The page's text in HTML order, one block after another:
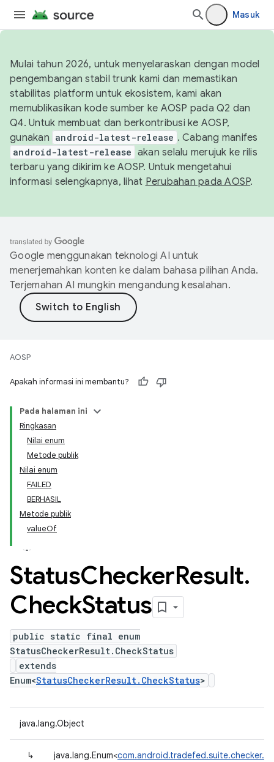
Masuk
Mulai tahun 2026, untuk menyelaraskan dengan model
pengembangan stabil trunk kami dan memastikan
stabilitas platform untuk ekosistem, kami akan
memublikasikan kode sumber ke AOSP pada Q2 dan
Q4. Untuk membuat dan berkontribusi ke AOSP,
gunakan android-latest-release . Cabang manifes
android-latest-release akan selalu merujuk ke rilis
terbaru yang dikirim ke AOSP. Untuk mengetahui
informasi selengkapnya, lihat Perubahan pada AOSP.
Google menggunakan teknologi AI untuk
menerjemahkan konten ke dalam bahasa pilihan Anda.
Terjemahan AI mungkin mengandung kesalahan.
AOSP
Apakah informasi ini membantu?
Pada halaman ini
Ringkasan
Nilai enum
Metode publik
Nilai enum
FAILED
BERHASIL
Metode publik
valueOf
StatusCheckerResult.
CheckStatus
public static final enum
StatusCheckerResult.CheckStatus
extends
Enum<StatusCheckerResult.CheckStatus>
java.lang.Object
↳ java.lang.Enum<